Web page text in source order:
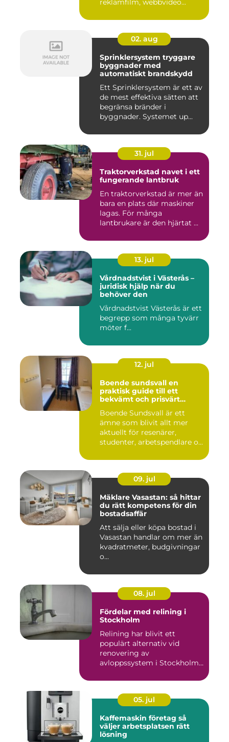
reklamfilm, webbvideo...
02. aug
Sprinklersystem tryggare
byggnader med
automatiskt brandskydd
Ett Sprinklersystem är ett av
de mest effektiva sätten att
begränsa bränder i
byggnader. Systemet up...
31. jul
Traktorverkstad navet i ett
fungerande lantbruk
En traktorverkstad är mer än
bara en plats där maskiner
lagas. För många
lantbrukare är den hjärtat ...
13. jul
Vårdnadstvist i Västerås –
juridisk hjälp när du
behöver den
Vårdnadstvist Västerås är ett
begrepp som många tyvärr
möter f...
12. jul
Boende sundsvall en
praktisk guide till ett
bekvämt och prisvärt
Boende Sundsvall är ett
ämne som blivit allt mer
aktuellt för resenärer,
studenter, arbetspendlare o...
09. jul
Mäklare Vasastan: så hittar
du rätt kompetens för din
bostadsaffär
Att sälja eller köpa bostad i
Vasastan handlar om mer än
kvadratmeter, budgivningar
o...
08. jul
Fördelar med relining i
Stockholm
Relining har blivit ett
populärt alternativ vid
renovering av
avloppssystem i Stockholm.
05. jul
Kaffemaskin företag så
väljer arbetsplatsen rätt
lösning